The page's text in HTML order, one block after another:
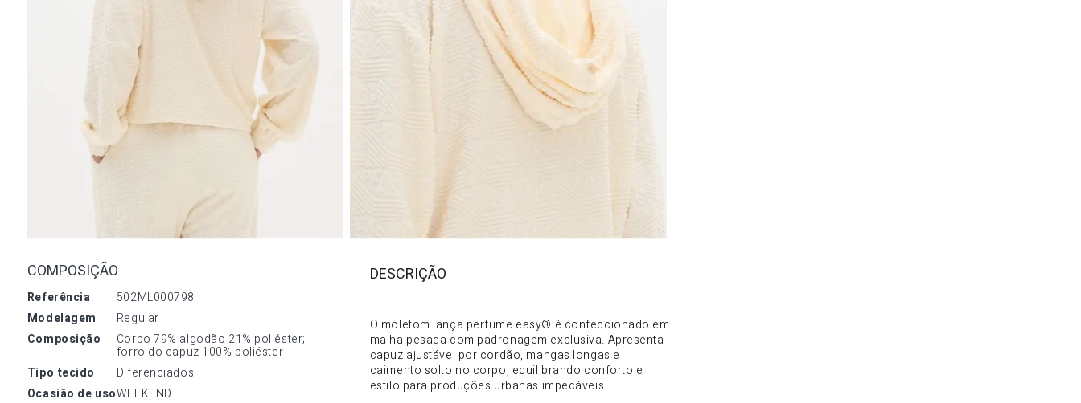
COMPOSIÇÃO
referência
502ML000798
modelagem
Regular
composição
Corpo 79% algodão 21% poliéster;
forro do capuz 100% poliéster
tipo tecido
Diferenciados
ocasião de usoWEEKEND
O moletom lança perfume easy® é confeccionado em
malha pesada com padronagem exclusiva. Apresenta
capuz ajustável por cordão, mangas longas e
caimento solto no corpo, equilibrando conforto e
estilo para produções urbanas impecáveis.